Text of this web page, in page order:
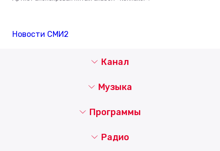
Новости СМИ2
Канал
Музыка
Программы
Радио